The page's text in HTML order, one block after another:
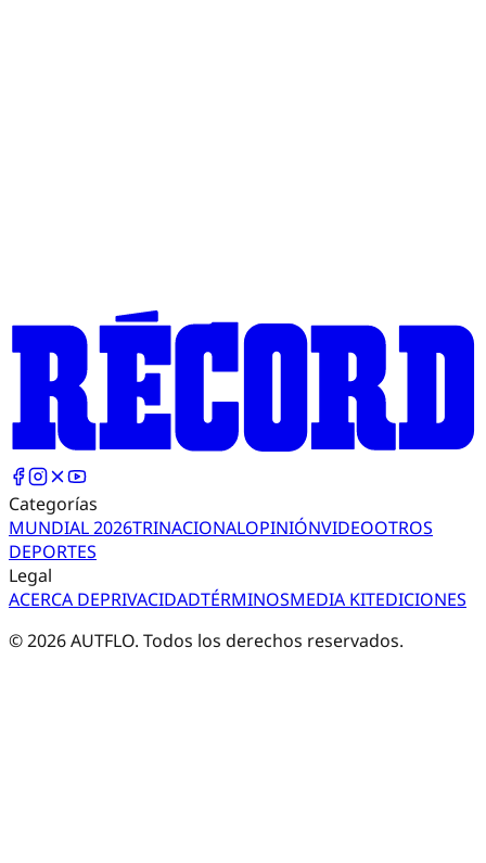
Categorías
MUNDIAL 2026TRINACIONALOPINIÓNVIDEOOTROS
DEPORTES
Legal
ACERCA DEPRIVACIDADTÉRMINOSMEDIA KITEDICIONES
©2026AUTFLO. Todos los derechos reservados.